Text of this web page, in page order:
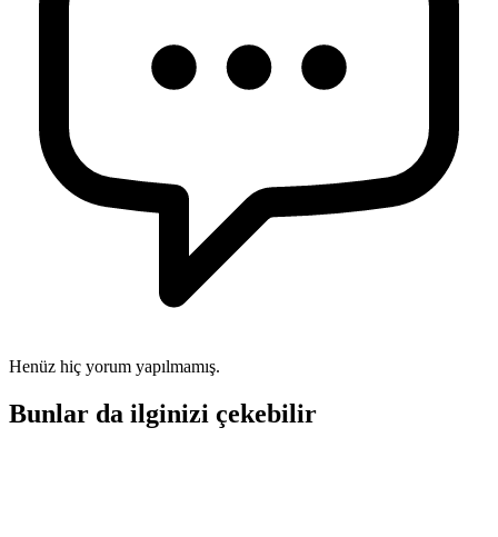
Henüz hiç yorum yapılmamış.
Bunlar da ilginizi çekebilir